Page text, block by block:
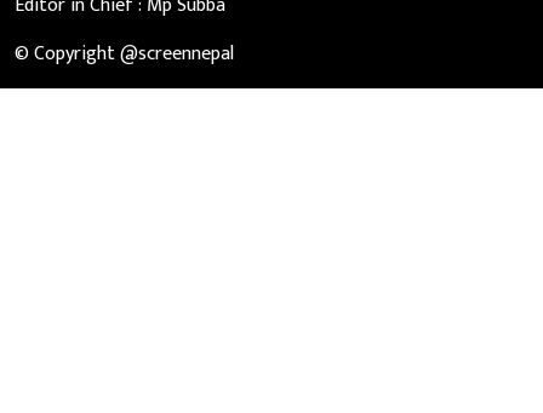
© Copyright @screennepal